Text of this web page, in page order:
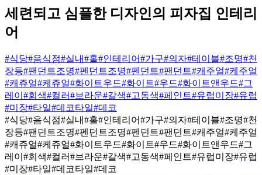
세련되고 심플한 디자인의 피자집 인테리
어
#식당#음식점#실내#홀#인테리어#가구#의자#테이블#조명#천
장등#팬던트조명#펜던트조명#펜던트#팬던트#캐주얼#케주얼
#캐쥬얼#케쥬얼#화이트우드#화이트#우드#화이트앤우드#그
레이 #회색#컬러#브라운#갈색#고동색#페인트#유럽미장#유럽
#미장#타일#데코타일#데코
#식당#음식점#실내#홀#인테리어#가구#의자#테이블#조명#천
장등#팬던트조명#펜던트조명#펜던트#팬던트#캐주얼#케주얼
#캐쥬얼#케쥬얼#화이트우드#화이트#우드#화이트앤우드#그
레이 #회색#컬러#브라운#갈색#고동색#페인트#유럽미장#유럽
#미장#타일#데코타일#데코